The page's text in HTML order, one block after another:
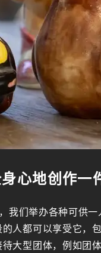
心地创作一
我们举办各种可供一
人都可以享受它，
大型团体，例如团